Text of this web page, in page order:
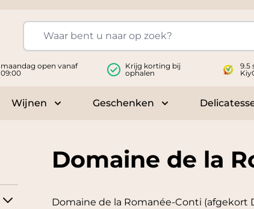
maandag open vanaf
09:00
Krijg korting bij
ophalen
9.5
Wijnen
Toggle submenu for Wijnen
Geschenken
Toggle submenu
Domaine de la
Domaine de la Romanée-Conti